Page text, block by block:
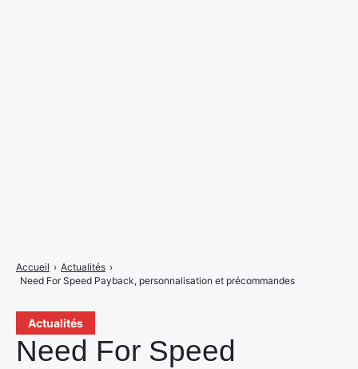
Actualités
Need For Speed
Accueil › Actualités ›
Need For Speed Payback, personnalisation et précommandes